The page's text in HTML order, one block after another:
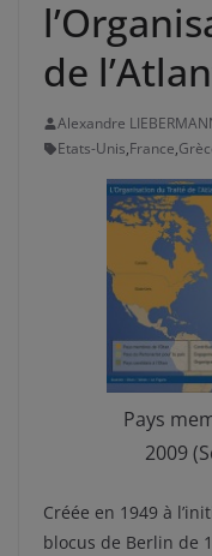
de
Alexandre
Etats-Unis,France,
Pays
2009
Créée en 1949 à
blocus de Berlin de